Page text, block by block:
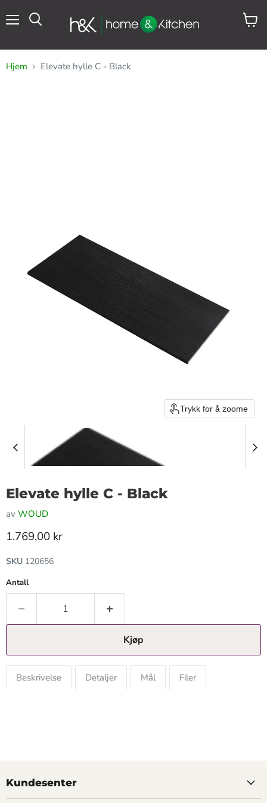
Se
Hjem Elevate hylle C - Black
Trykk for å zoome
Elevate hylle C - Black
av WOUD
Gjeldende pris
1.769,00 kr
SKU 120656
Antall
Kjøp
Beskrivelse Detaljer Mål Filer
Kundesenter